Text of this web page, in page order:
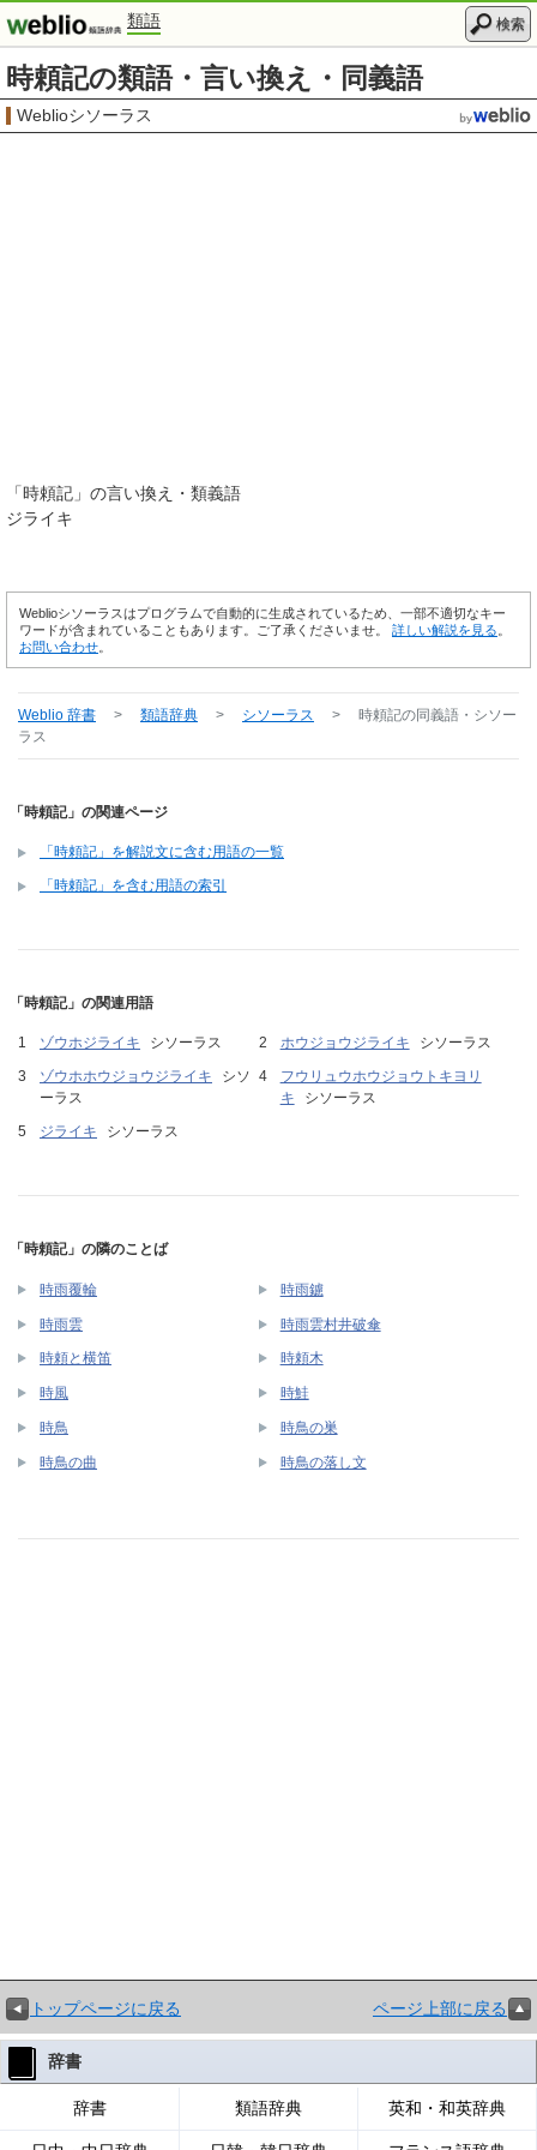
類語 検索
時頼記の類語・言い換え・同義語
Weblioシソーラス
「時頼記 」の言い換え・類義語
ジライキ
Weblioシソーラスはプログラムで自動的に生成されているため、一部不適切なキー
ワードが含まれていることもあります。ご了承くださいませ。 詳しい解説を見る
お問い合わせ
Weblio 辞書 > 類語辞典 > シソーラス > 時頼記の同義語・シソー
ラス
「時頼記」の関連ページ
「時頼記」を解説文に含む用語の一覧
「時頼記」を含む用語の索引
「時頼記」の関連用語
ゾウホジライキ シソーラス ホウジョウジライキ
シソーラス
ゾウホホウジョウジライキ
シソ
ーラス
フウリュウホウジョウトキヨリ
キ
シソーラス
ジライキ
シソーラス
「時頼記」の隣のことば
時雨覆輪 時雨鑢
時雨雲 時雨雲村井破傘
時頼と横笛 時頼木
時風 時鮭
時鳥 時鳥の巣
時鳥の曲 時鳥の落し文
トップページに戻る ページ上部に戻る
辞書
辞書 類語辞典 英和・和英辞典